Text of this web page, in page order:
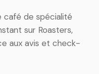
café de spécialité
sur Roasters,
aux avis et check-